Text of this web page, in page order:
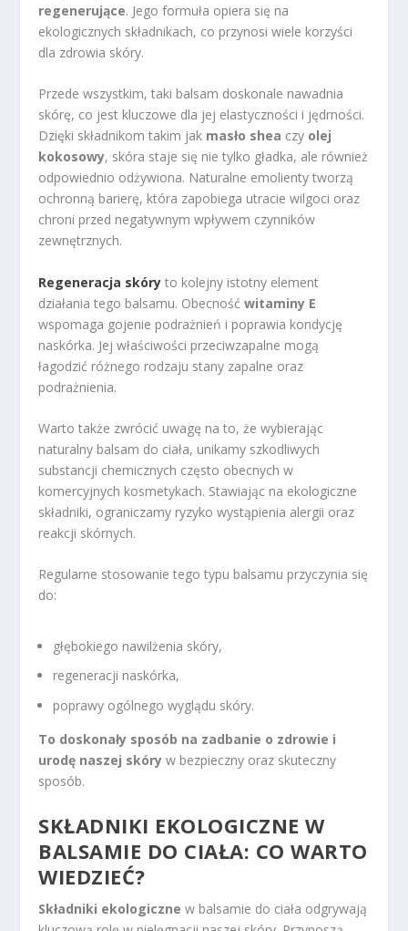
regenerujące. Jego formuła opiera się na
ekologicznych składnikach, co przynosi wiele korzyści
dla zdrowia skóry.
Przede wszystkim, taki balsam doskonale nawadnia
skórę, co jest kluczowe dla jej elastyczności i jędrności.
Dzięki składnikom takim jak masło shea czy olej
kokosowy, skóra staje się nie tylko gładka, ale również
odpowiednio odżywiona. Naturalne emolienty tworzą
ochronną barierę, która zapobiega utracie wilgoci oraz
chroni przed negatywnym wpływem czynników
zewnętrznych.
Regeneracja skóry to kolejny istotny element
działania tego balsamu. Obecnośćwitaminy E
wspomaga gojenie podrażnień i poprawia kondycję
naskórka. Jej właściwości przeciwzapalne mogą
łagodzić różnego rodzaju stany zapalne oraz
podrażnienia.
Warto także zwrócić uwagę na to, że wybierając
naturalny balsam do ciała, unikamy szkodliwych
substancji chemicznych często obecnych w
komercyjnych kosmetykach. Stawiając na ekologiczne
składniki, ograniczamy ryzyko wystąpienia alergii oraz
reakcji skórnych.
Regularne stosowanie tego typu balsamu przyczynia się
do:
głębokiego nawilżenia skóry,
regeneracji naskórka,
poprawy ogólnego wyglądu skóry.
To doskonały sposób na zadbanie o zdrowie i
urodę naszej skóry w bezpieczny oraz skuteczny
sposób.
SKŁADNIKI EKOLOGICZNE W
BALSAMIE DO CIAŁA: CO WARTO
WIEDZIEĆ?
Składniki ekologiczne w balsamie do ciała odgrywają